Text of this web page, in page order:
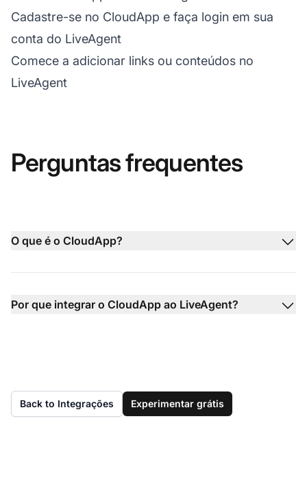
Cadastre-se no CloudApp e faça login em sua
conta do LiveAgent
Comece a adicionar links ou conteúdos no
LiveAgent
Perguntas frequentes
O que é o CloudApp?
Por que integrar o CloudApp ao LiveAgent?
Back to Integrações Experimentar grátis